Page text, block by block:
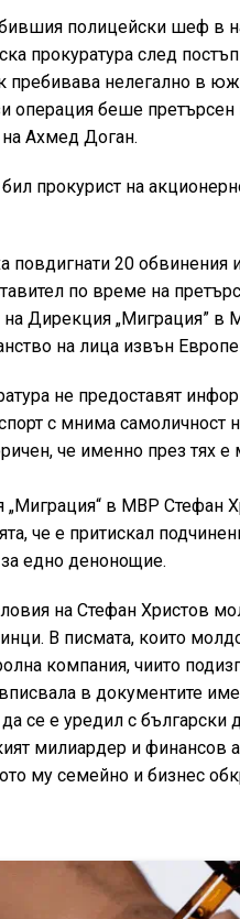
полицейски шеф в
прокуратура след
нелегално в
операция беше
Ахмед Доган.
прокурист на
повдигнати 20
по време на
Дирекция „Миграция” в
на лица извън
не предоставят
с мнима
че именно през тях
в МВР Стефан
че е притискал
едно денонощие.
на Стефан Христов
В писмата, които
компания, чиито
в документите
се е уредил с български
милиардер и финансов
му семейно и бизнес